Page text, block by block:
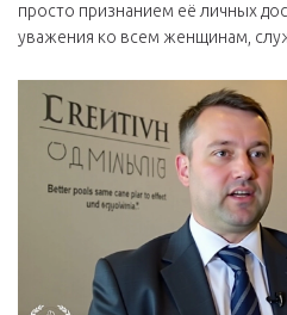
просто признанием её личных
уважения ко всем женщинам,